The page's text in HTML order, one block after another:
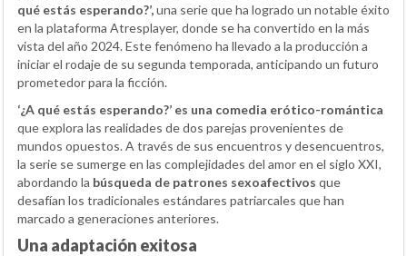
qué estás esperando?’,una serie que ha logrado un notable éxito
en la plataforma Atresplayer, donde se ha convertido en la más
vista del año 2024. Este fenómeno ha llevado a la producción a
iniciar el rodaje de su segunda temporada, anticipando un futuro
prometedor para la ficción.
‘¿A qué estás esperando?’ es una comedia erótico-romántica
que explora las realidades de dos parejas provenientes de
mundos opuestos. A través de sus encuentros y desencuentros,
la serie se sumerge en las complejidades del amor en el siglo XXI,
abordando la búsqueda de patrones sexoafectivos que
desafían los tradicionales estándares patriarcales que han
marcado a generaciones anteriores.
Una adaptación exitosa